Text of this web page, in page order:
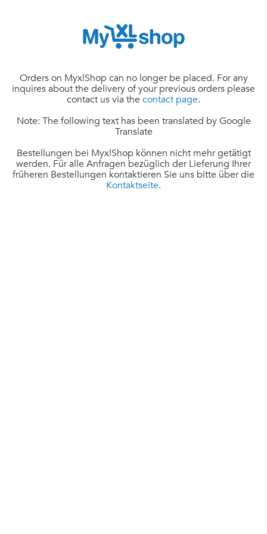
Orders on MyxlShop can no longer be placed. For any
inquires about the delivery of your previous orders please
contact us via the contact page.
Note: The following text has been translated by Google
Translate
Bestellungen bei MyxlShop können nicht mehr getätigt
werden. Für alle Anfragen bezüglich der Lieferung Ihrer
früheren Bestellungen kontaktieren Sie uns bitte über die
Kontaktseite.